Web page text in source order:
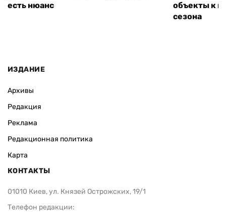
есть нюанс
объекты к
сезона
ИЗДАНИЕ
Архивы
Редакция
Реклама
Редакционная политика
Карта
КОНТАКТЫ
01010 Киев, ул. Князей Острожских, 19/1
Телефон редакции: